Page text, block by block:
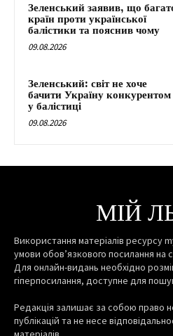
Зеленський заявив, що
країн проти української
балістики та пояснив чому
09.08.2026
Зеленський: світ не хоче
бачити Україну конкурентом
у балістиці
09.08.2026
МІЙ
Використання матеріалів ресурсу
умови обов’язкового посилання на
Для онлайн-видань необхідно
гіперпосилання, доступне для
Редакція залишає за собою право
публікацій та не несе